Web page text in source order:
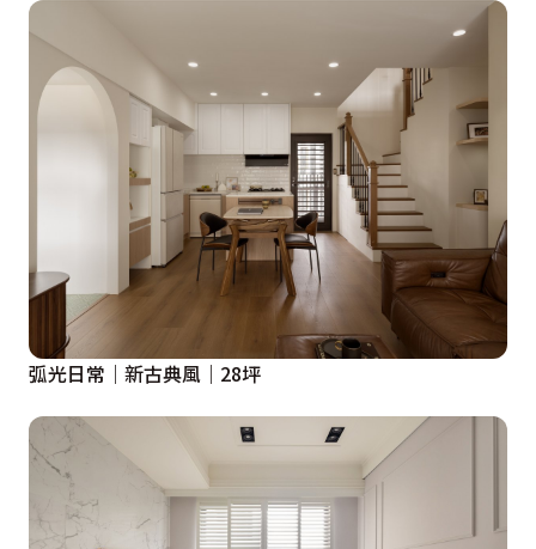
設計概念文字為【藝飛室內設計】提供
弧光日常｜新古典風｜28坪